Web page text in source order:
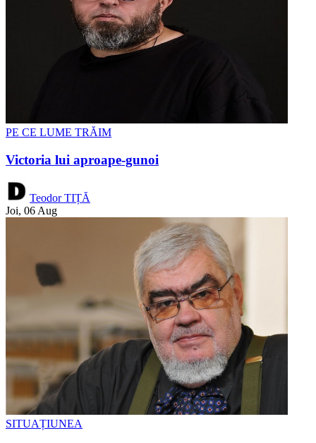
PE CE LUME TRĂIM
Victoria lui aproape-gunoi
Teodor TIȚĂ
Joi, 06 Aug
SITUAȚIUNEA